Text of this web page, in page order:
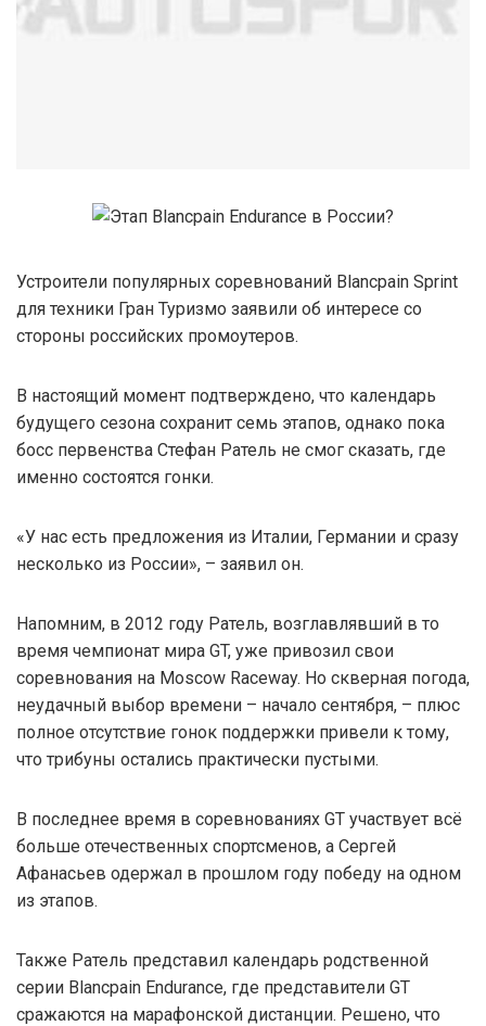
Устроители популярных соревнований Blancpain Sprint
для техники Гран Туризмо заявили об интересе со
стороны российских промоутеров.
В настоящий момент подтверждено, что календарь
будущего сезона сохранит семь этапов, однако пока
босс первенства Стефан Ратель не смог сказать, где
именно состоятся гонки.
«У нас есть предложения из Италии, Германии и сразу
несколько из России», – заявил он.
Напомним, в 2012 году Ратель, возглавлявший в то
время чемпионат мира GT, уже привозил свои
соревнования на Moscow Raceway. Но скверная погода,
неудачный выбор времени – начало сентября, – плюс
полное отсутствие гонок поддержки привели к тому,
что трибуны остались практически пустыми.
В последнее время в соревнованиях GT участвует всё
больше отечественных спортсменов, а Сергей
Афанасьев одержал в прошлом году победу на одном
из этапов.
Также Ратель представил календарь родственной
серии Blancpain Endurance, где представители GT
сражаются на марафонской дистанции. Решено, что